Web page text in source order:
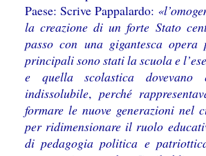
Paese: Scrive Pappalardo:
la creazione di un forte Stato
passo con una gigantesca opera
principali sono stati la scuola e
e quella scolastica dovevano
indissolubile, perché
formare le nuove generazioni nel
per ridimensionare il ruolo
di pedagogia politica e